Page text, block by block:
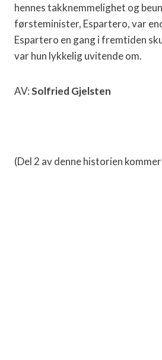
hennes takknemmelighet og
førsteminister, Espartero, var
Espartero en gang i fremtiden
var hun lykkelig uvitende om.
AV:Solfried Gjelsten
(Del 2 av denne historien